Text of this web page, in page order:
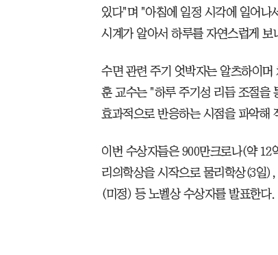
있다"며 "아침에 일정 시각에 일어나
시계가 알아서 하루를 자연스럽게 보
수면 관련 주기 엇박자는 알츠하이
훈 교수는 "하루 주기성 리듬 조절을
효과적으로 반응하는 시점을 파악해
이번 수상자들은 900만크로나(약
리의학상을 시작으로 물리학상(3
(미정) 등 노벨상 수상자를 발표한다.